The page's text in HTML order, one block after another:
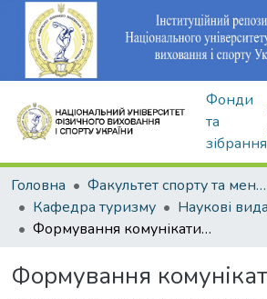
Фонди
та
зібрання
Головна
Факультет спорту та менеджменту
Кафедра туризму
Наукові
Формування комунікативних навичок на заняттях з англійської мови професійного спрямування за допомогою джазових римовок
Формування